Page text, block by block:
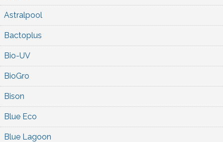
Astralpool
Bactoplus
Bio-UV
BioGro
Bison
Blue Eco
Blue Lagoon